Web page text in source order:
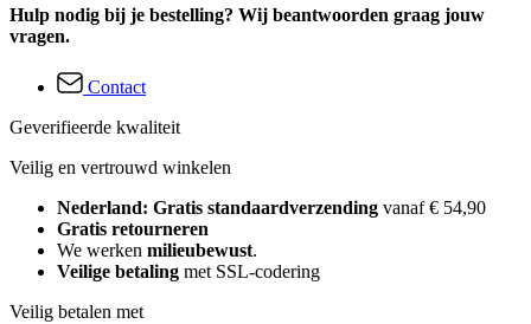
Hulp nodig bij je bestelling? Wij beantwoorden graag jouw
vragen.
Contact
Geverifieerde kwaliteit
Veilig en vertrouwd winkelen
Nederland: Gratis standaardverzending vanaf € 54,90
Gratis retourneren
We werken milieubewust.
Veilige betaling met SSL-codering
Veilig betalen met